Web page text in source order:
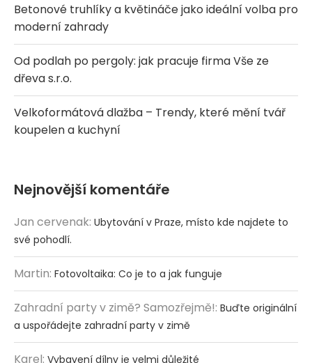
Betonové truhlíky a květináče jako ideální volba pro
moderní zahrady
Od podlah po pergoly: jak pracuje firma Vše ze
dřeva s.r.o.
Velkoformátová dlažba – Trendy, které mění tvář
koupelen a kuchyní
Nejnovější komentáře
Jan cervenak: Ubytování v Praze, místo kde najdete to
své pohodlí.
Martin: Fotovoltaika: Co je to a jak funguje
Zahradní party v zimě? Samozřejmě!: Buďte originální
a uspořádejte zahradní party v zimě
Karel: Vybavení dílny je velmi důležité